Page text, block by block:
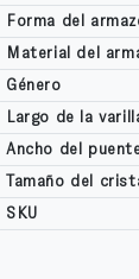
Forma del
Material del
Género
Largo de la
Ancho del
Tamaño del
SKU